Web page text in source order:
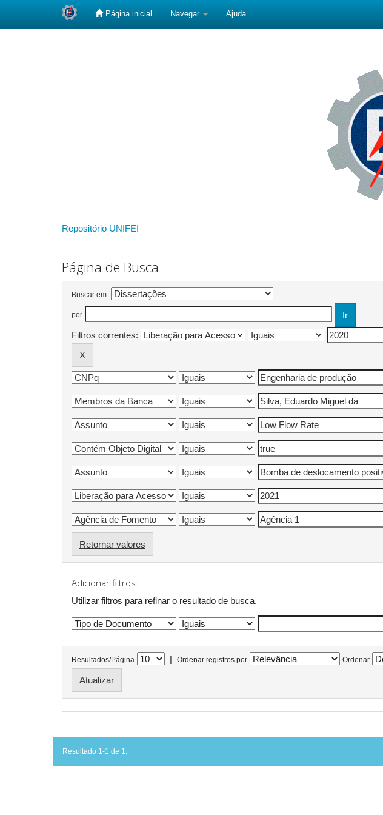
Página inicial Navegar Ajuda
Repositório UNIFEI
Página de Busca
Buscar em:
por
Filtros correntes:
Retornar valores
Adicionar filtros:
Utilizar filtros para refinar o resultado de busca.
Resultados/Página | Ordenar registros por Ordenar
Resultado 1-1 de 1.